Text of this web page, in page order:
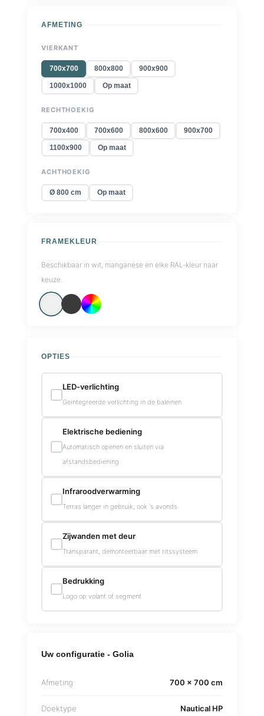
AFMETING
VIERKANT
700x700 800x800 900x900
1000x1000 Op maat
RECHTHOEKIG
700x400 700x600 800x600 900x700
1100x900 Op maat
ACHTHOEKIG
Ø 800 cm Op maat
FRAMEKLEUR
Beschikbaar in wit, manganese en elke RAL-kleur naar
keuze.
OPTIES
LED-verlichting
Geintegreerde verlichting in de baleinen
Elektrische bediening
Automatisch openen en sluiten via
afstandsbediening
Infraroodverwarming
Terras langer in gebruik, ook 's avonds
Zijwanden met deur
Transparant, demonteerbaar met ritssysteem
Bedrukking
Logo op volant of segment
Uw configuratie - Golia
Afmeting 700 x 700 cm
Doektype Nautical HP